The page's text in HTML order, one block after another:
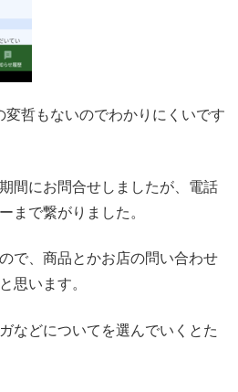
変哲もないのでわかりにくいです
間にお問合せしましたが、電話
まで繋がりました。
で、商品とかお店の問い合わせ
思います。
などについてを選んでいくとた